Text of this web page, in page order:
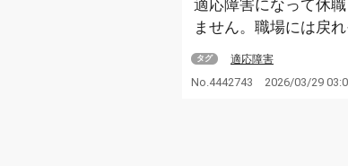
適応障害になって休
ません。職場には戻
タグ 適応障害
No.4442743 2026/03/29